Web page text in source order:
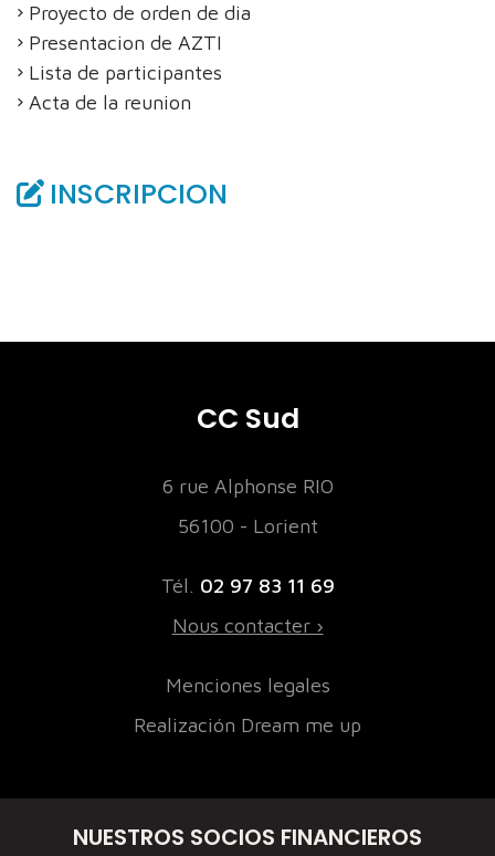
Proyecto de orden de dia
Presentacion de AZTI
Lista de participantes
Acta de la reunion
INSCRIPCION
CC Sud
6 rue Alphonse RIO
56100 - Lorient
Tél. 02 97 83 11 69
Nous contacter ›
Menciones legales
Realización Dream me up
NUESTROS SOCIOS FINANCIEROS